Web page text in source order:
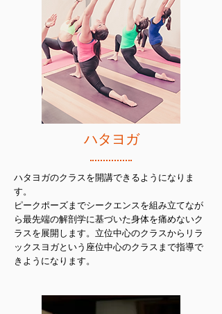
ハタヨガ
ハタヨガのクラスを開講できるようになりま
す。
ピークポーズまでシークエンスを組み立てなが
ら最先端の解剖学に基づいた身体を痛めないク
ラスを展開します。立位中心のクラスからリラ
ックスヨガという座位中心のクラスまで指導で
きようになります。